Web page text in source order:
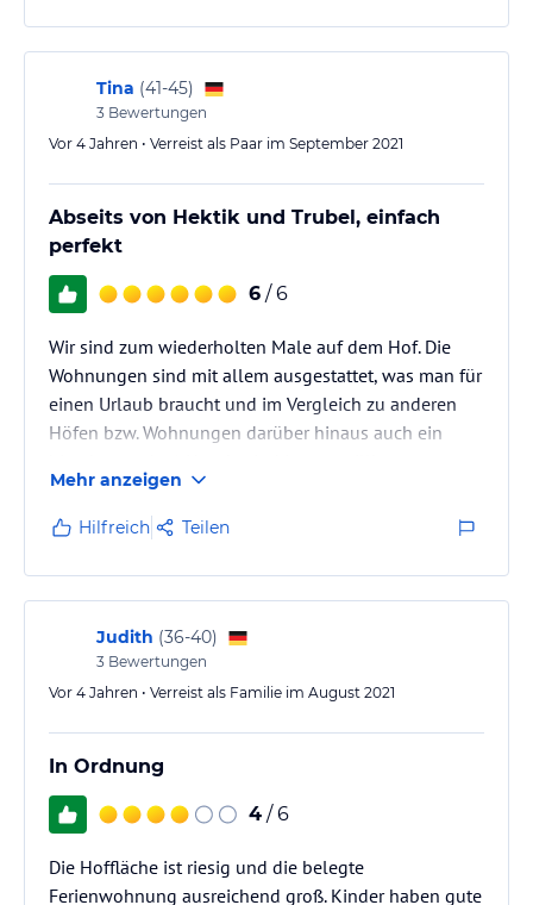
Tina (41-45)
3 Bewertungen
Vor 4 Jahren • Verreist als Paar im September 2021
Abseits von Hektik und Trubel, einfach
perfekt
6 / 6
Wir sind zum wiederholten Male auf dem Hof. Die
Wohnungen sind mit allem ausgestattet, was man für
einen Urlaub braucht und im Vergleich zu anderen
Höfen bzw. Wohnungen darüber hinaus auch ein
Familiärer und freundlicher Kontakt.
Mehr anzeigen
Hilfreich Teilen
Judith (36-40)
3 Bewertungen
Vor 4 Jahren • Verreist als Familie im August 2021
In Ordnung
4 / 6
Die Hoffläche ist riesig und die belegte
Ferienwohnung ausreichend groß. Kinder haben gute